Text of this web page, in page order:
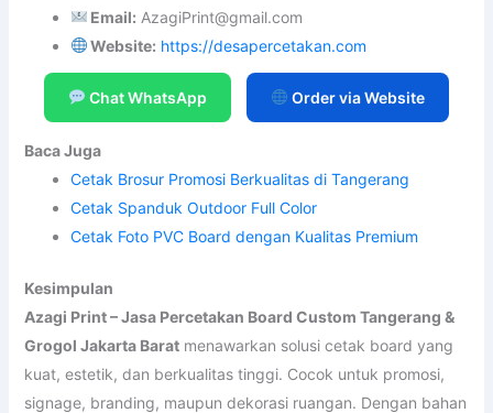
Email: AzagiPrint@gmail.com
Website: https://desapercetakan.com
Chat WhatsApp Order via Website
Baca Juga
Cetak Brosur Promosi Berkualitas di Tangerang
Cetak Spanduk Outdoor Full Color
Cetak Foto PVC Board dengan Kualitas Premium
Kesimpulan
Azagi Print – Jasa Percetakan Board Custom Tangerang &
Grogol Jakarta Baratmenawarkan solusi cetak board yang
kuat, estetik, dan berkualitas tinggi. Cocok untuk promosi,
signage, branding, maupun dekorasi ruangan. Dengan bahan